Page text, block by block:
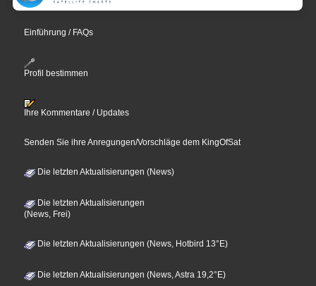
Einführung / FAQs
Profil bestimmen
Ihre Kommentare / Updates
Senden Sie ihre Anregungen/Vorschläge dem KingOfSat
Die letzten Aktualisierungen (News)
Die letzten Aktualisierungen
(News, Frei)
Die letzten Aktualisierungen (News, Hotbird 13°E)
Die letzten Aktualisierungen (News, Astra 19,2°E)